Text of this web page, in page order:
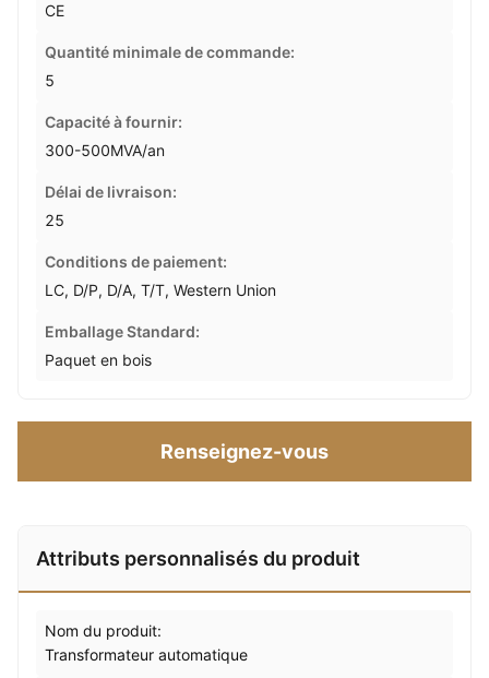
CE
Quantité minimale de commande:
5
Capacité à fournir:
300-500MVA/an
Délai de livraison:
25
Conditions de paiement:
LC, D/P, D/A, T/T, Western Union
Emballage Standard:
Paquet en bois
Renseignez-vous
Attributs personnalisés du produit
Nom du produit:
Transformateur automatique